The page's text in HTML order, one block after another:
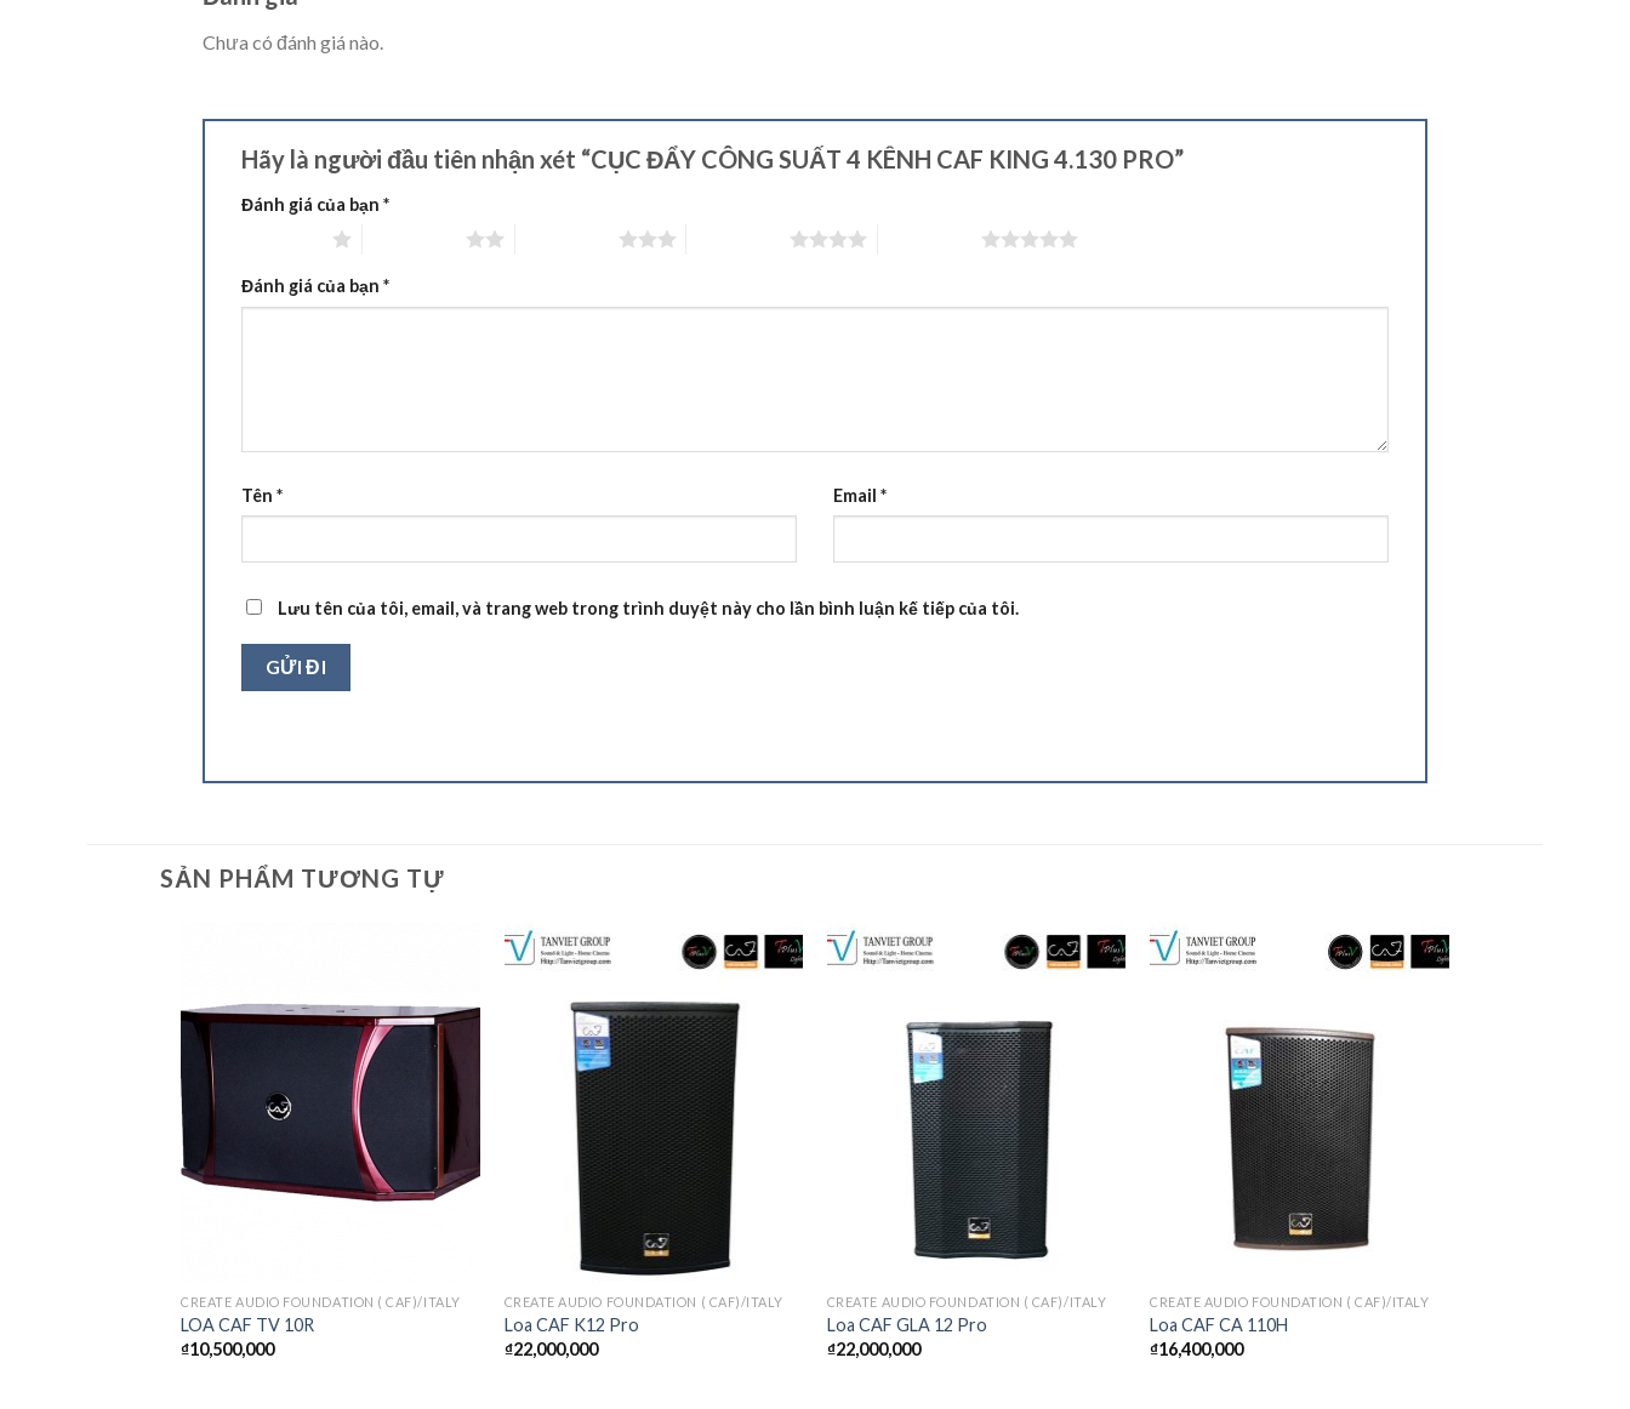
Chưa có đánh giá nào.
Hãy là người đầu tiên nhận xét “CỤC ĐẨY CÔNG SUẤT 4 KÊNH CAF KING 4.130 PRO”
Đánh giá của bạn *
Đánh giá của bạn *
Tên * Email *
Lưu tên của tôi, email, và trang web trong trình duyệt này cho lần bình luận kế tiếp của tôi.
SẢN PHẨM TƯƠNG TỰ
CREATE AUDIO FOUNDATION ( CAF)/ITALY
LOA CAF TV 10R
₫10,500,000
CREATE AUDIO FOUNDATION ( CAF)/ITALY
Loa CAF K12 Pro
₫22,000,000
CREATE AUDIO FOUNDATION ( CAF)/ITALY
Loa CAF GLA 12 Pro
₫22,000,000
CREATE AUDIO FOUNDATION ( CAF)/ITALY
Loa CAF CA 110H
₫16,400,000